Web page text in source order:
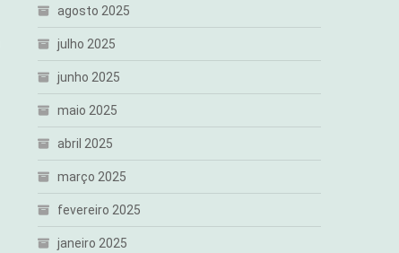
agosto 2025
julho 2025
junho 2025
maio 2025
abril 2025
março 2025
fevereiro 2025
janeiro 2025